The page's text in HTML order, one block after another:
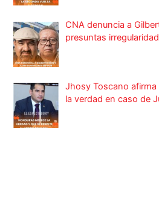
CNA denuncia a
presuntas
Jhosy Toscano
la verdad en caso de